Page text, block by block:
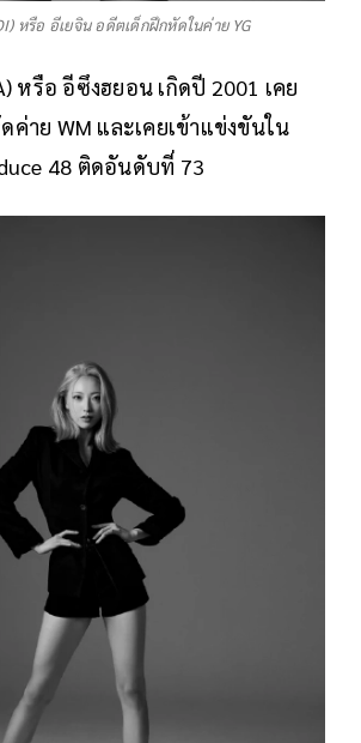
หรือ อีเยจิน อดีตเด็กฝึกหัดในค่าย YG
หรือ อีซึงฮยอน เกิดปี 2001 เคย
ค่าย WM และเคยเข้าแข่งขันใน
48 ติดอันดับที่ 73